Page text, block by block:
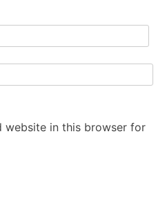
website in this browser for